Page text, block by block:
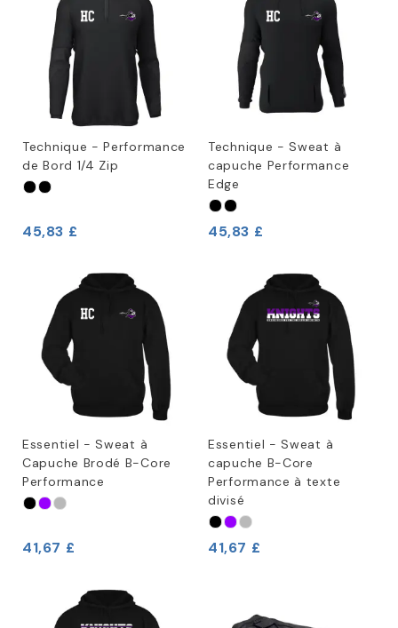
Technique - Performance
de Bord 1/4 Zip
45,83 £
Technique - Sweat à
capuche Performance
Edge
45,83 £
Essentiel - Sweat à
Capuche Brodé B-Core
Performance
41,67 £
Essentiel - Sweat à
capuche B-Core
Performance à texte
divisé
41,67 £